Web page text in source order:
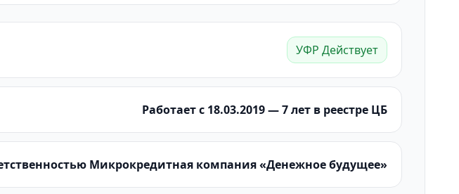
УФР Действует
Работает с 18.03.2019 — 7 лет в реестре ЦБ
Микрокредитная компания «Денежное будущее»